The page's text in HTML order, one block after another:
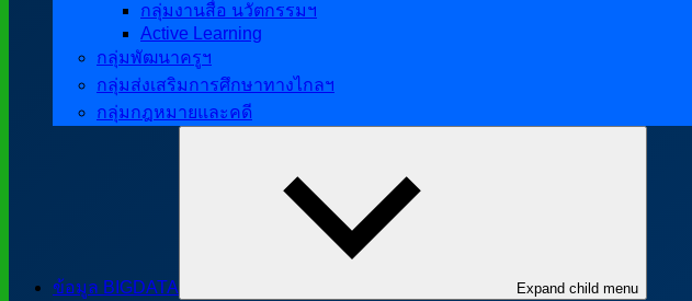
กลุ่มงานสื่อ นวัตกรรมฯ
Active Learning
กลุ่มพัฒนาครูฯ
กลุ่มส่งเสริมการศึกษาทางไกลฯ
กลุ่มกฎหมายและคดี
ข้อมูล BIGDATA Expand child menu